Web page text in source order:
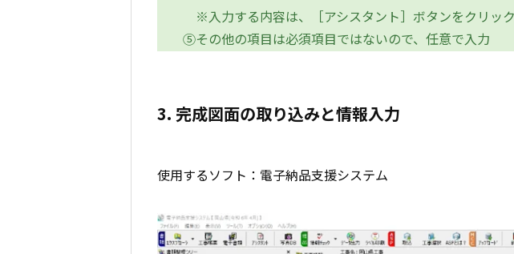
※入力する内容は、［アシスタント］ボタンをクリッ
⑤その他の項目は必須項目ではないので、任意で入力
3. 完成図面の取り込みと情報入力
使用するソフト：電子納品支援システム